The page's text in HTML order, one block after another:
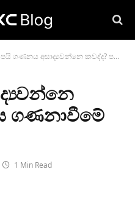
පයි ගණනය අසාද්‍යවන්නෙ කවද්ද? පයි ජාලය ගණනාවීමේ කාලසටහන
ගණනාවීමේ
1 Min Read